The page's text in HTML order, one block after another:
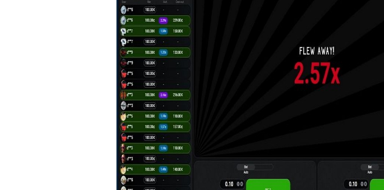
ASTUCES CUISINE＊料理のコツ